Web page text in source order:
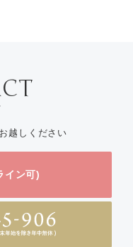
越しください
イン可)